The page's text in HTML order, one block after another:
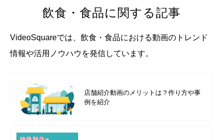
飲食・食品に関する記事
VideoSquareでは、飲食・食品における動画のトレンド
情報や活用ノウハウを発信しています。
店舗紹介動画のメリットは？作り方や事
例を紹介